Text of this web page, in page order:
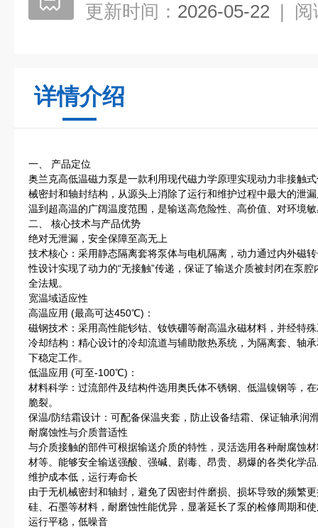
更新时间： 2026-05-22 | 阅
详情介绍
一、 产品定位
奥兰克高低温磁力泵是一款利用现代磁力学原理实现动力非接触
械密封和轴封结构，从源头上消除了运行和维护过程中最大的泄
温到超高温的广阔温度范围，是输送高危险性、高价值、对环境
二、 核心技术与产品优势
绝对无泄漏，安全保障至高无上
技术核心：采用静态隔离套将泵体与电机隔离，动力通过内外磁
性设计实现了动力的“无接触”传递，保证了输送介质被封闭在泵
全法规。
宽温域适应性
高温应用 (最高可达450℃)：
磁钢技术：采用高性能钐钴、钕铁硼等耐高温永磁材料，并经特
冷却结构：精心设计的冷却流道与辅助散热系统，为隔离套、轴
下稳定工作。
低温应用 (可至-100℃)：
材料科学：过流部件及结构件选用奥氏体不锈钢、低温镍钢等，
脆裂。
保温/防结霜设计：可配备保温夹套，防止设备结霜、保证轴承润
耐腐蚀性与介质普适性
与介质接触的部件可根据输送介质的特性，灵活选用各种耐腐蚀
材等。能够安全输送强酸、强碱、剧毒、昂贵、易爆的各类化学
维护成本低，运行寿命长
由于无机械密封和轴封，避免了因密封件磨损、损坏导致的频繁
硅、石墨等材料，耐磨蚀性能优异，显著延长了泵的检修周期和
运行平稳，低噪音